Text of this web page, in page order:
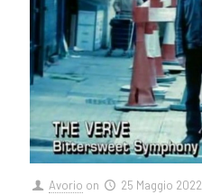
Avorio on 25 Maggio 2022